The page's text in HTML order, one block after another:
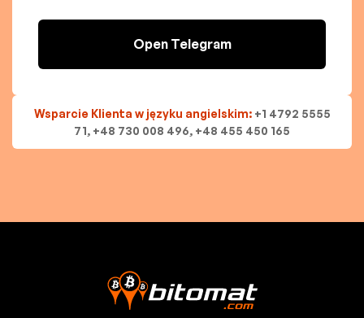
Open Telegram
Wsparcie Klienta w języku angielskim: +1 4792 5555
71, +48 730 008 496, +48 455 450 165